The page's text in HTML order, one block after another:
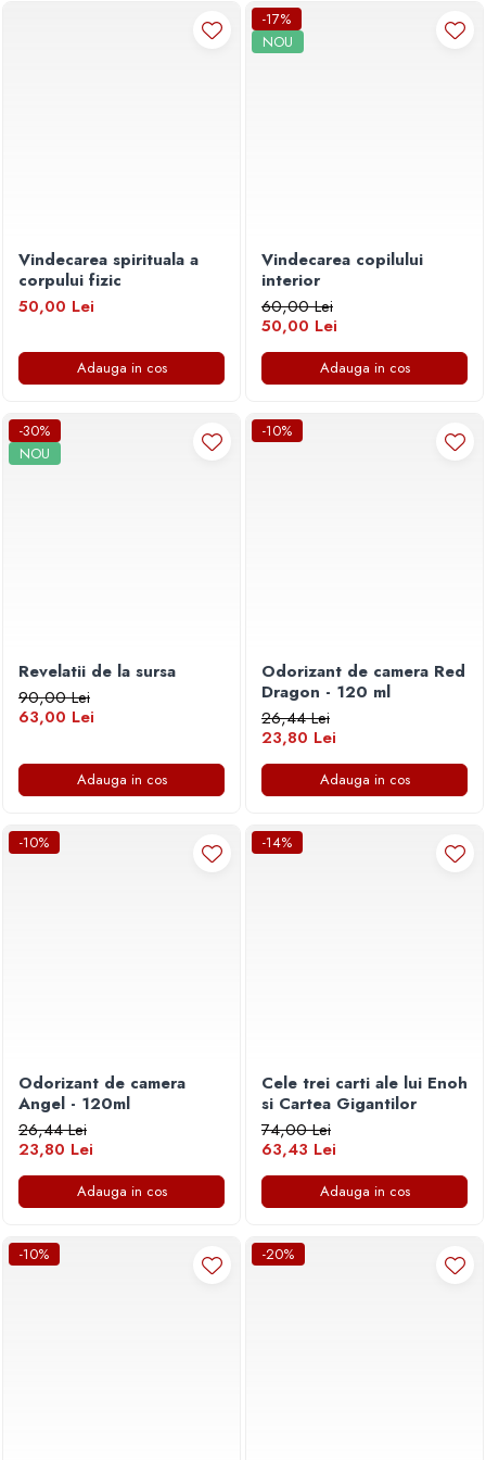
Povesti - Basme - Legende
Vindecarea spirituala a
corpului fizic
50,00 Lei
Adauga in cos
-17%
NOU
Vindecarea copilului
interior
60,00 Lei
50,00 Lei
Adauga in cos
-30%
NOU
Revelatii de la sursa
90,00 Lei
63,00 Lei
Adauga in cos
-10%
Odorizant de camera Red
Dragon - 120 ml
26,44 Lei
23,80 Lei
Adauga in cos
-10%
Odorizant de camera
Angel - 120ml
26,44 Lei
23,80 Lei
Adauga in cos
-14%
Cele trei carti ale lui Enoh
si Cartea Gigantilor
74,00 Lei
63,43 Lei
Adauga in cos
-10% -20%